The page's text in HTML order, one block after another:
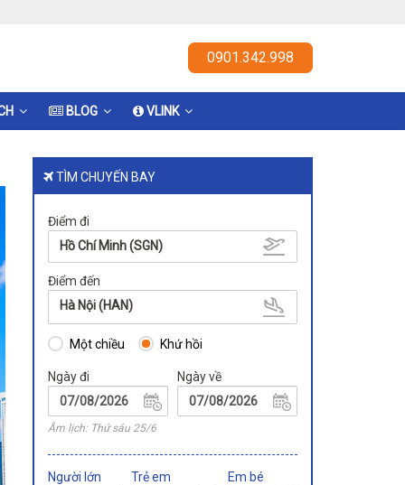
0901.342.998
BLOG VLINK
TÌM CHUYẾN BAY
Điểm đi
Hồ Chí Minh (SGN)
Điểm đến
Hà Nội (HAN)
Một chiều Khứ hồi
Ngày đi
Âm lịch: Thứ sáu 25/6
Ngày về
Người lớn Trẻ em Em bé